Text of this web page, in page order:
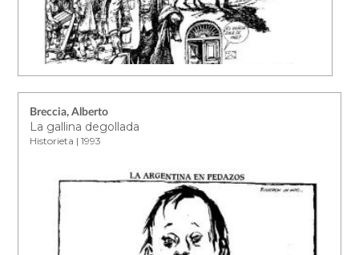
Breccia, Alberto
La gallina degollada
Historieta | 1993